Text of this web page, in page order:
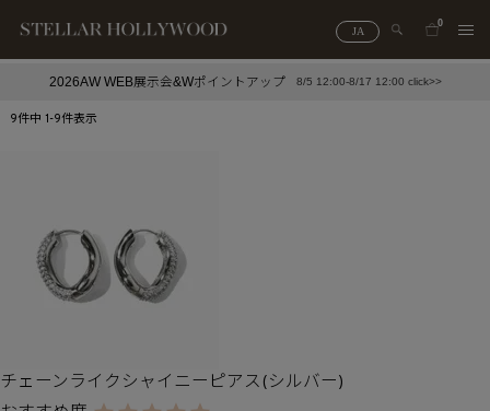
JA
0
2026AW WEB展示会&Wポイントアップ 8/5 12:00-8/17 12:00 click>>
9件中 1-9件表示
チェーンライクシャイニーピアス(シルバー)